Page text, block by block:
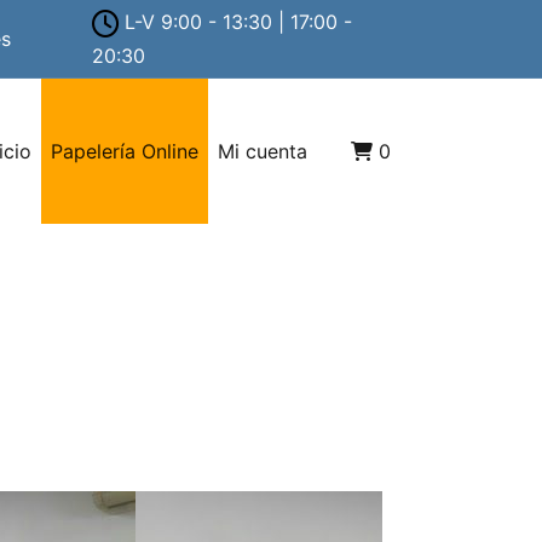
L-V 9:00 - 13:30 | 17:00 -
20:30
Papelería Online Mi cuenta 0